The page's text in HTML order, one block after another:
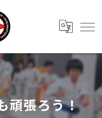
頑張ろう！